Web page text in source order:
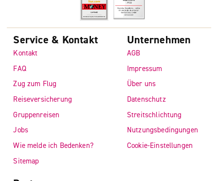
Service & Kontakt
Kontakt
FAQ
Zug zum Flug
Reiseversicherung
Gruppenreisen
Jobs
Wie melde ich Bedenken?
Sitemap
Unternehmen
AGB
Impressum
Über uns
Datenschutz
Streitschlichtung
Nutzungsbedingungen
Cookie-Einstellungen